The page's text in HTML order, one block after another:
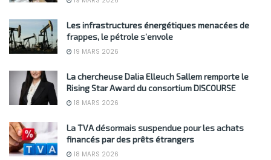
Les infrastructures énergétiques menacées de
frappes, le pétrole s’envole
19 MARS 2026
La chercheuse Dalia Elleuch Sallem remporte le
Rising Star Award du consortium DISCOURSE
18 MARS 2026
La TVA désormais suspendue pour les achats
financés par des prêts étrangers
18 MARS 2026